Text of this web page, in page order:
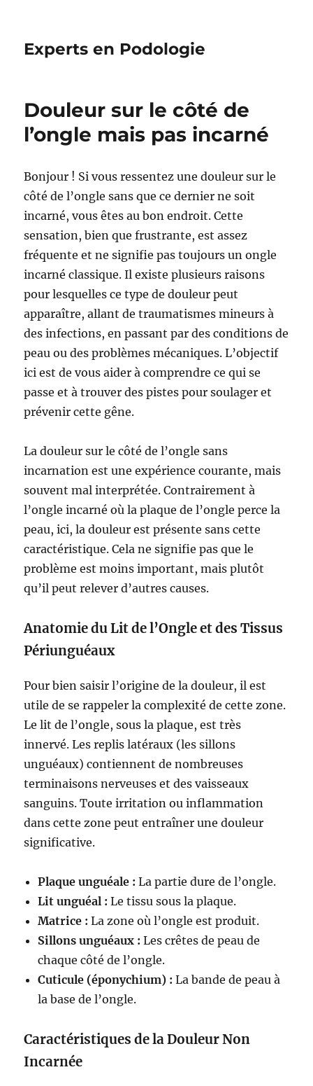
Experts en Podologie
Douleur sur le côté de
l’ongle mais pas incarné
Bonjour ! Si vous ressentez une douleur sur le
côté de l’ongle sans que ce dernier ne soit
incarné, vous êtes au bon endroit. Cette
sensation, bien que frustrante, est assez
fréquente et ne signifie pas toujours un ongle
incarné classique. Il existe plusieurs raisons
pour lesquelles ce type de douleur peut
apparaître, allant de traumatismes mineurs à
des infections, en passant par des conditions de
peau ou des problèmes mécaniques. L’objectif
ici est de vous aider à comprendre ce qui se
passe et à trouver des pistes pour soulager et
prévenir cette gêne.
La douleur sur le côté de l’ongle sans
incarnation est une expérience courante, mais
souvent mal interprétée. Contrairement à
l’ongle incarné où la plaque de l’ongle perce la
peau, ici, la douleur est présente sans cette
caractéristique. Cela ne signifie pas que le
problème est moins important, mais plutôt
qu’il peut relever d’autres causes.
Anatomie du Lit de l’Ongle et des Tissus
Périunguéaux
Pour bien saisir l’origine de la douleur, il est
utile de se rappeler la complexité de cette zone.
Le lit de l’ongle, sous la plaque, est très
innervé. Les replis latéraux (les sillons
unguéaux) contiennent de nombreuses
terminaisons nerveuses et des vaisseaux
sanguins. Toute irritation ou inflammation
dans cette zone peut entraîner une douleur
significative.
Plaque unguéale : La partie dure de l’ongle.
Lit unguéal : Le tissu sous la plaque.
Matrice : La zone où l’ongle est produit.
Sillons unguéaux : Les crêtes de peau de
chaque côté de l’ongle.
Cuticule (éponychium) : La bande de peau à
la base de l’ongle.
Caractéristiques de la Douleur Non
Incarnée